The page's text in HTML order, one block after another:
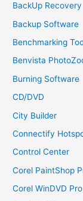
BackUp Recovery
Backup Software
Benchmarking
Benvista
Burning Software
CD/DVD
City Builder
Connectify
Control Center
Corel PaintShop
Corel WinDVD Pro